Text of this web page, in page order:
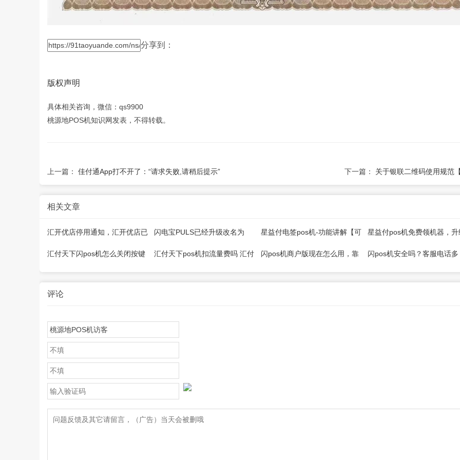
分享到：
版权声明
具体相关咨询，微信：qs9900
桃源地POS机知识网发表，不得转载。
上一篇： 佳付通App打不开了：“请求失败,请稍后提示” 下一篇： 关于银联二维码使用规范
相关文章
汇开优店停用通知，汇开优店已
经不能用了！
闪电宝PULS已经升级改名为
【来展业】
星益付电签pos机-功能讲解【可
免费领取】
星益付pos机免费领机器，升
交易通道！
汇付天下闪pos机怎么关闭按键
汇付天下pos机扣流量费吗 汇付
闪pos机商户版现在怎么用，靠
闪pos机安全吗？客服电话多
评论